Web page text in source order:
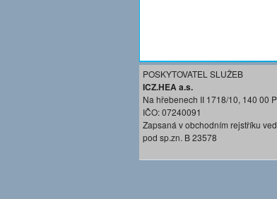
POSKYTOVATEL SLUŽEB
ICZ.HEA a.s.
Na hřebenech II 1718/10, 140 00
IČO: 07240091
Zapsaná v obchodním rejstříku
pod sp.zn. B 23578